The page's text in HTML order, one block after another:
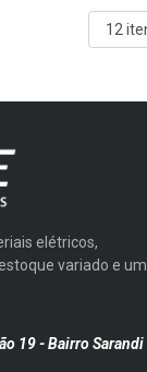
elétricos,
variado e um
19 - Bairro Sarandi